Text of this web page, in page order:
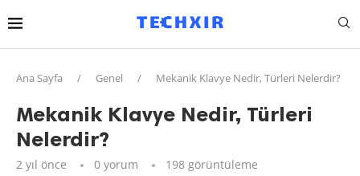
Ana Sayfa / Genel / Mekanik Klavye Nedir, Türleri Nelerdir?
Mekanik Klavye Nedir, Türleri
Nelerdir?
2 yıl önce 0 yorum 198 görüntüleme